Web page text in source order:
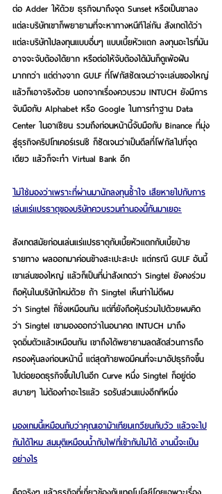
ต่อ Adder ให้ด้วย ธุรกิจมาถึงจุด Sunset หรือเป็นขาลง
แต่ละบริษัทเขาก็พยายามที่จะหาทางหนีทีไล่กัน สังเกตได้ว่า
แต่ละบริษัทไปลงทุนแบบอื่นๆ แบบเบี้ยหัวแตก ลงทุนอะไรที่มัน
อาจจะจับต้องได้ยาก หรือต่อให้จับต้องได้มันก็ดูเพ้อฝัน
มากกว่า แต่ต่างจาก GULF ที่โฟกัสชัดเจนว่าจะเล่นของใหญ่
แล้วก็เอาจริงด้วย นอกจากเรื่องควบรวม INTUCH ยังมีการ
จับมือกับ Alphabet หรือ Google ในการทำฐาน Data
Center ในอาเซียน รวมถึงก่อนหน้านี้จับมือกับ Binance ที่มุ่ง
สู่ธุรกิจคริปโทเคอร์เรนซี ก็ชัดเจนว่าเป็นดีลที่โฟกัสไปที่จุด
เดียว แล้วก็จะทำ Virtual Bank อีก
ไม่ใช่มองว่าเพราะที่ผ่านมานักลงทุนช้ำใจ เสียหายไปกับการ
เล่นแร่แปรธาตุของบริษัทควบรวมทำนองนี้กันมาเยอะ
สังเกตสมัยก่อนเล่นแร่แปรธาตุกับเบี้ยหัวแตกกับเบี้ยบ้าย
รายทาง ผลออกมาค่อนข้างสะเปะสะปะ แต่กรณี GULF อันนี้
เขาเล่นของใหญ่ แล้วก็เป็นที่น่าสังเกตว่า Singtel ยังคงร่วม
ถือหุ้นในบริษัทใหม่ด้วย ถ้า Singtel เห็นท่าไม่ดีผม
ว่า Singtel ก็ชิ่งเหมือนกัน แต่ที่ยังถือหุ้นร่วมไปด้วยผมคิด
ว่า Singtel เขามองออกว่าในอนาคต INTUCH มาถึง
จุดอิ่มตัวแล้วเหมือนกัน เขาถึงได้พยายามลดสัดส่วนการถือ
ครองหุ้นลงก่อนหน้านี้ แต่สุดท้ายพอมีคนที่จะมาอัปธุรกิจขึ้น
ไปต่อยอดธุรกิจขึ้นไปในอีก Curve หนึ่ง Singtel ก็อยู่ต่อ
สบายๆ ไม่ต้องทำอะไรแล้ว รอรับส่วนแบ่งอีกทีหนึ่ง
มองเกมนี้เหมือนกับว่าคุณเอาม้าเทียมเกวียนกับวัว แล้วจะไป
กันได้ไหม สมมุติเหมือนน้ำกับไฟที่เข้ากันไม่ได้ งานนี้จะเป็น
อย่างไร